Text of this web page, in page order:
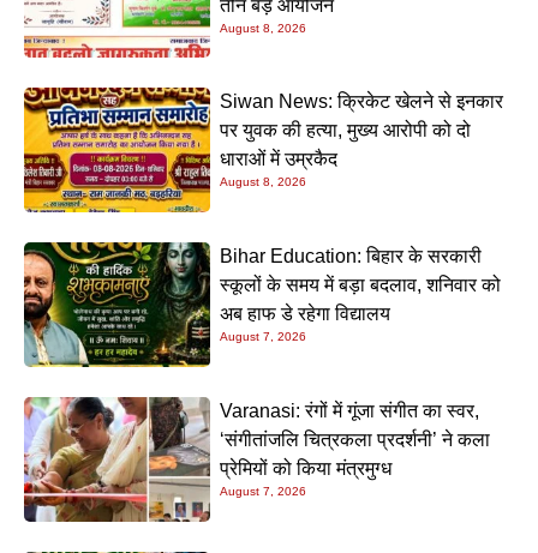
तीन बड़े आयोजन
August 8, 2026
Siwan News: क्रिकेट खेलने से इनकार
पर युवक की हत्या, मुख्य आरोपी को दो
धाराओं में उम्रकैद
August 8, 2026
Bihar Education: बिहार के सरकारी
स्कूलों के समय में बड़ा बदलाव, शनिवार को
अब हाफ डे रहेगा विद्यालय
August 7, 2026
Varanasi: रंगों में गूंजा संगीत का स्वर,
‘संगीतांजलि चित्रकला प्रदर्शनी’ ने कला
प्रेमियों को किया मंत्रमुग्ध
August 7, 2026